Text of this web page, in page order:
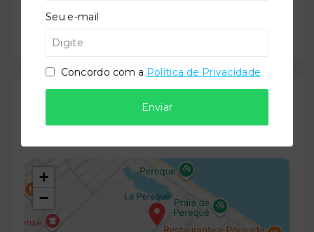
30/12/2030
Localização
Avenida João Manoel Jacques, 480 - Perequê -
+
−
Seu e-mail
Concordo com a Política de Privacidade
Enviar